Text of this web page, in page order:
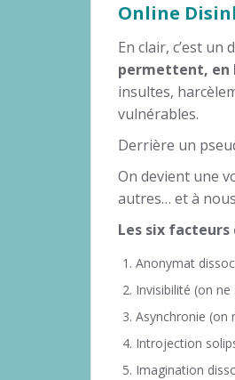
Online
En clair, c’est un
permettent, en
insultes,
vulnérables.
Derrière un
On devient une
autres… et à
Les six
Anonymat
Invisibilité (on
Asynchronie (on
Introjection
Imagination